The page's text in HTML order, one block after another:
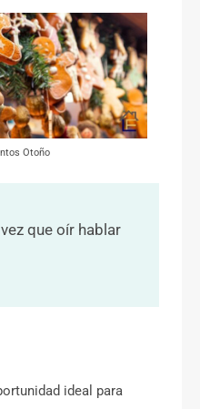
Otoño
que oír hablar
ideal para